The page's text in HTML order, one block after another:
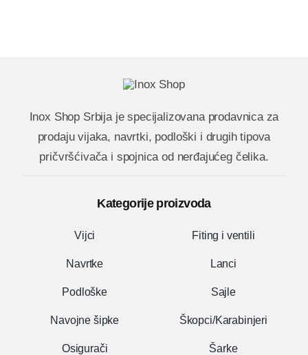
Inox Shop Srbijaje specijalizovana prodavnica za
prodaju vijaka, navrtki, podloški i drugih tipova
pričvršćivača i spojnica od nerđajućeg čelika.
Kategorije proizvoda
Vijci
Navrtke
Podloške
Navojne šipke
Osigurači
Fiting i ventili
Lanci
Sajle
Škopci/Karabinjeri
Šarke